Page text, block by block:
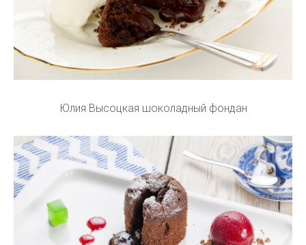
Юлия Высоцкая шоколадный фондан